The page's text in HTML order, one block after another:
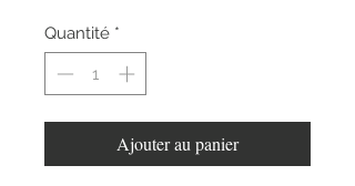
Quantité *
Ajouter au panier